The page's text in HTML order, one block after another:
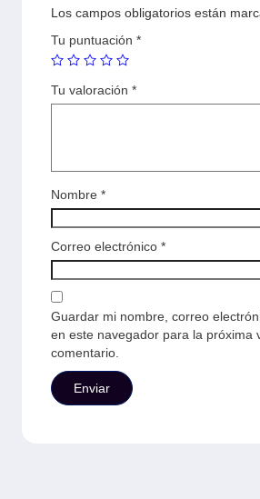
Los campos obligatorios están
Tu puntuación *
Tu valoración *
Nombre *
Correo electrónico *
Guardar mi nombre, correo
en este navegador para la próxima
comentario.